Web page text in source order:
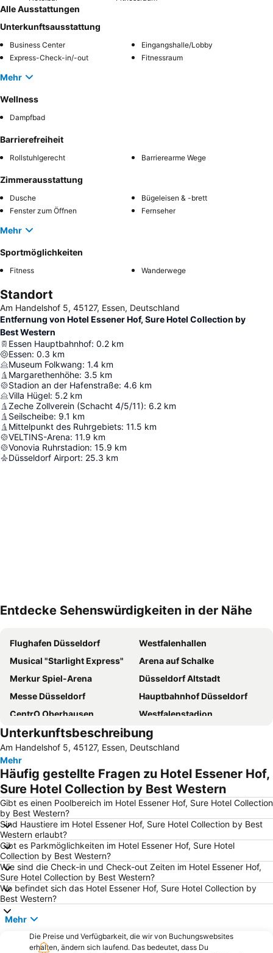
Alle Ausstattungen
Unterkunftsausstattung
Business Center
Eingangshalle/Lobby
Express-Check-in/-out
Fitnessraum
Mehr
Wellness
Dampfbad
Barrierefreiheit
Rollstuhlgerecht Barrierearme Wege
Zimmerausstattung
Dusche
Bügeleisen & -brett
Fenster zum Öffnen
Fernseher
Mehr
Sportmöglichkeiten
Fitness Wanderwege
Standort
Am Handelshof 5, 45127, Essen, Deutschland
Entfernung von Hotel Essener Hof, Sure Hotel Collection by
Best Western
Essen Hauptbahnhof: 0.2 km
Essen: 0.3 km
Museum Folkwang: 1.4 km
Margarethenhöhe: 3.5 km
Stadion an der Hafenstraße: 4.6 km
Villa Hügel: 5.2 km
Zeche Zollverein (Schacht 4/5/11): 6.2 km
Seilscheibe: 9.1 km
Mittelpunkt des Ruhrgebiets: 11.5 km
VELTINS-Arena: 11.9 km
Vonovia Ruhrstadion: 15.9 km
Düsseldorf Airport: 25.3 km
Entdecke Sehenswürdigkeiten in der Nähe
Flughafen Düsseldorf
Westfalenhallen
Musical "Starlight Express"
Arena auf Schalke
Merkur Spiel-Arena
Düsseldorf Altstadt
Messe Düsseldorf
Hauptbahnhof Düsseldorf
CentrO Oberhausen
Westfalenstadion
Düsseldorf Stadtmitte
Movie Park
Hauptbahnhof Dortmund
Fühlinger See
Messe Essen
Aqualand Waterpark
Lake Baldeney
Hauptbahnhof Essen
Amphitheater
Bahnhof Düsseldorf Flughafen
Ketteler Hof
Kettwig
Capitol Theater Düsseldorf
Königsallee
Buer
ISS Dome
Landschaftspark Duisburg-Nord
Hauptbahnhof Duisburg
Dortmund Convention Center
Flughafen Dortmund
Rüttenscheid
Chorweiler
Metronom Theater
Unterkunftsbeschreibung
Am Handelshof 5, 45127, Essen, Deutschland
Mehr
Häufig gestellte Fragen zu Hotel Essener Hof,
Sure Hotel Collection by Best Western
Gibt es einen Poolbereich im Hotel Essener Hof, Sure Hotel Collection
by Best Western?
Sind Haustiere im Hotel Essener Hof, Sure Hotel Collection by Best
Western erlaubt?
Gibt es Parkmöglichkeiten im Hotel Essener Hof, Sure Hotel
Collection by Best Western?
Wie sind die Check-in und Check-out Zeiten im Hotel Essener Hof,
Sure Hotel Collection by Best Western?
Wo befindet sich das Hotel Essener Hof, Sure Hotel Collection by
Best Western?
Mehr
Die Preise und Verfügbarkeit, die wir von Buchungswebsites
erhalten, ändern sich laufend. Das bedeutet, dass Du